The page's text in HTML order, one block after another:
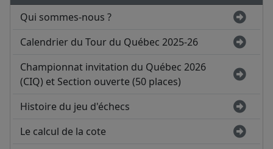
Qui sommes-nous ?
Calendrier du Tour du Québec 2025-26
Championnat invitation du Québec 2026
(CIQ) et Section ouverte (50 places)
Histoire du jeu d'échecs
Le calcul de la cote